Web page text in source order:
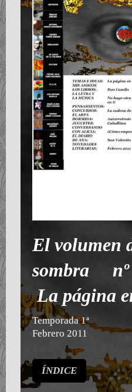
El volumen
La página
Temporada 1ª
Febrero 2011
ÍNDICE